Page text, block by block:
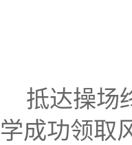
抵达操场
学成功领取